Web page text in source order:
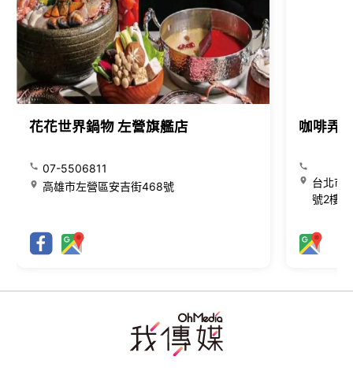
花花世界鍋物 左營旗艦店
07-5506811
高雄市左營區安吉街468號
咖啡弄
台北市
號2樓